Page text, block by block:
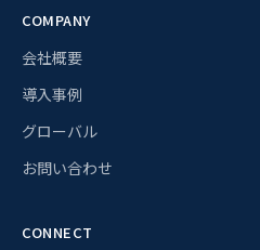
COMPANY
会社概要
導入事例
グローバル
お問い合わせ
CONNECT